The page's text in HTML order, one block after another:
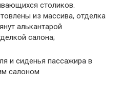
столиков.
из массива, отделка
алькантарой
салона;
и сиденья пассажира в
салоном